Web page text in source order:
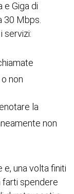
e Giga di
30 Mbps.
servizi:
non
la
non
una volta finiti
farti spendere